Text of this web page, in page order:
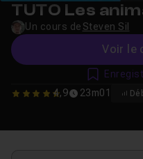
TUTO Les
Un cours de Steven Sil
Voir le
4.8648648648649
4,9 23m01